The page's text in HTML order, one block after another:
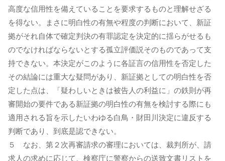
高度な信用性を備えていることを要求するものと理解せざる
を得ない。まさに明白性の有無や程度の判断において、新証
拠がそれ自体で確定判決の有罪認定を決定的に揺らがせるも
のでなければならないとする孤立評価説そのものであって支
持できない。本決定がこのように各証言の信用性を否定した
その結論には重大な疑問があり、新証拠としての明白性を否
定した点は、「疑わしいときは被告人の利益に」の鉄則が再
審開始の要件である新証拠の明白性の有無を検討する際にも
適用される旨を示したいわゆる白鳥・財田川決定に違反する
判断であり、到底是認できない。
５ なお、第２次再審請求の審理においては、裁判所が、請
求人の求めに応じて、検察庁に警察からの送致文書リストを